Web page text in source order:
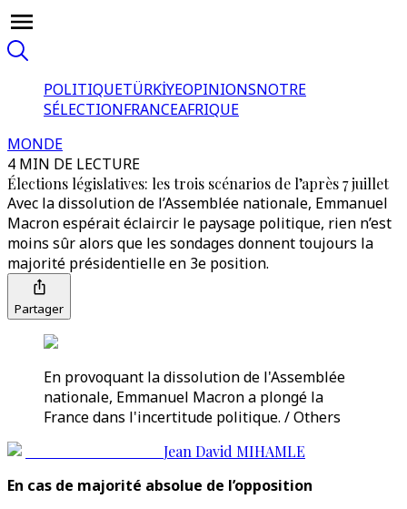
POLITIQUETÜRKİYEOPINIONSNOTRE
SÉLECTIONFRANCEAFRIQUE
MONDE
4 MIN DE LECTURE
Élections législatives: les trois scénarios de l’après 7 juillet
Avec la dissolution de l’Assemblée nationale, Emmanuel
Macron espérait éclaircir le paysage politique, rien n’est
moins sûr alors que les sondages donnent toujours la
majorité présidentielle en 3e position.
Partager
En provoquant la dissolution de l'Assemblée
nationale, Emmanuel Macron a plongé la
France dans l'incertitude politique. / Others
Jean David MIHAMLE
En cas de majorité absolue de l’opposition